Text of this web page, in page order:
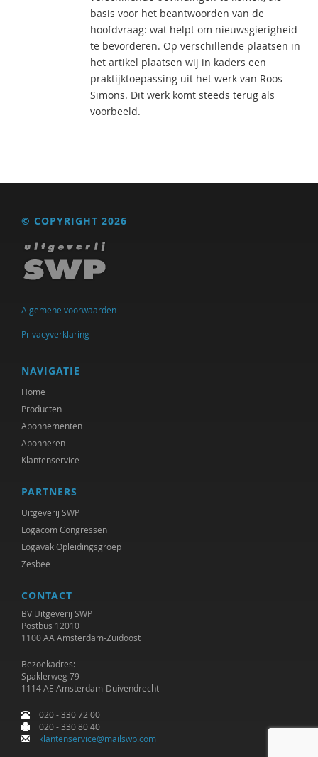
basis voor het beantwoorden van de
hoofdvraag: wat helpt om nieuwsgierigheid
te bevorderen. Op verschillende plaatsen in
het artikel plaatsen wij in kaders een
praktijktoepassing uit het werk van Roos
Simons. Dit werk komt steeds terug als
voorbeeld.
© COPYRIGHT 2026
Algemene voorwaarden
Privacyverklaring
NAVIGATIE
Home
Producten
Abonnementen
Abonneren
Klantenservice
PARTNERS
Uitgeverij SWP
Logacom Congressen
Logavak Opleidingsgroep
Zesbee
CONTACT
BV Uitgeverij SWP
Postbus 12010
1100 AA Amsterdam-Zuidoost
Bezoekadres:
Spaklerweg 79
1114 AE Amsterdam-Duivendrecht
020 - 330 72 00
020 - 330 80 40
klantenservice@mailswp.com